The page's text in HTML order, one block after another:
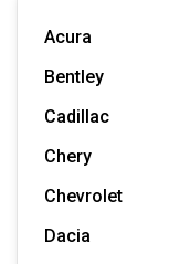
Acura
Bentley
Cadillac
Chery
Chevrolet
Dacia